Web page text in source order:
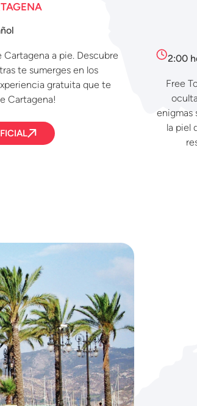
a pie. Descubre
te sumerges en los
gratuita que te
Cartagena!
2:00
Free
enigmas
la piel